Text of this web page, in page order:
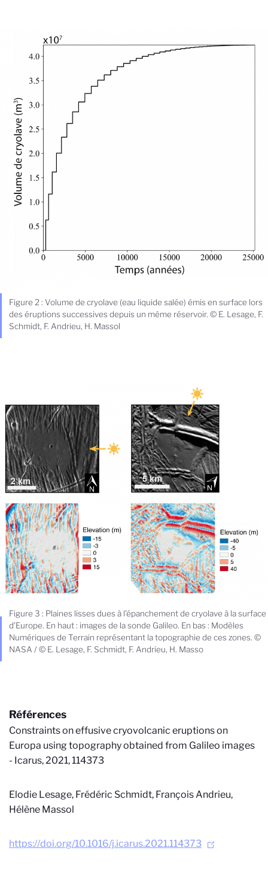
Figure 2 : Volume de cryolave (eau liquide salée) émis en surface lors
des éruptions successives depuis un même réservoir. © E. Lesage, F.
Schmidt, F. Andrieu, H. Massol
Figure 3 : Plaines lisses dues à l’épanchement de cryolave à la surface
d’Europe. En haut : images de la sonde Galileo. En bas : Modèles
Numériques de Terrain représentant la topographie de ces zones. ©
NASA / © E. Lesage, F. Schmidt, F. Andrieu, H. Masso
Références
Constraints on effusive cryovolcanic eruptions on
Europa using topography obtained from Galileo images
- Icarus, 2021, 114373
Elodie Lesage, Frédéric Schmidt, François Andrieu,
Hélène Massol
https://doi.org/10.1016/j.icarus.2021.114373